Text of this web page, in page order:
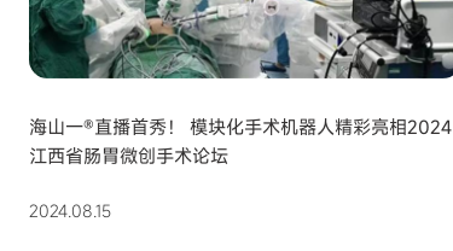
海山一®直播首秀！ 模块化手术机器人精彩亮相2024
江西省肠胃微创手术论坛
2024.08.15